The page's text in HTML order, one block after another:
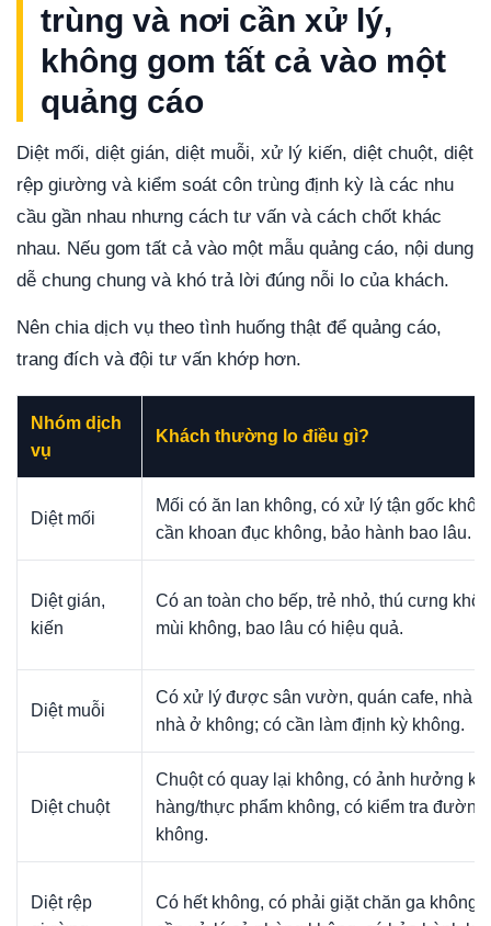
trùng và nơi cần xử lý,
không gom tất cả vào một
quảng cáo
Diệt mối, diệt gián, diệt muỗi, xử lý kiến, diệt chuột, diệt
rệp giường và kiểm soát côn trùng định kỳ là các nhu
cầu gần nhau nhưng cách tư vấn và cách chốt khác
nhau. Nếu gom tất cả vào một mẫu quảng cáo, nội dung
dễ chung chung và khó trả lời đúng nỗi lo của khách.
Nên chia dịch vụ theo tình huống thật để quảng cáo,
trang đích và đội tư vấn khớp hơn.
Nhóm dịch
vụ
Khách thường lo điều gì?
Diệt mối
Mối có ăn lan không, có xử lý tận gốc
cần khoan đục không, bảo hành bao lâu.
Diệt gián,
kiến
Có an toàn cho bếp, trẻ nhỏ, thú cưng
mùi không, bao lâu có hiệu quả.
Diệt muỗi
Có xử lý được sân vườn, quán cafe, nhà
nhà ở không; có cần làm định kỳ không.
Diệt chuột
Chuột có quay lại không, có ảnh hưởng
hàng/thực phẩm không, có kiểm tra đường
không.
Diệt rệp
Có hết không, có phải giặt chăn ga không,